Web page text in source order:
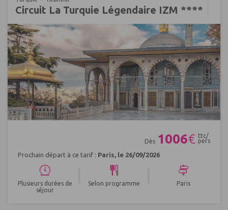
Circuit La Turquie Légendaire IZM ****
Dès 1006€ ttc/
pers
Prochain départ à ce tarif : Paris, le 26/09/2026
Plusieurs durées de
séjour
Selon programme Paris